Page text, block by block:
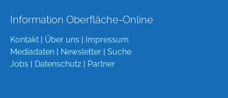
Information Oberfläche-Online
Kontakt Über uns
Impressum
Mediadaten
Newsletter
Suche
Jobs
Datenschutz Partner